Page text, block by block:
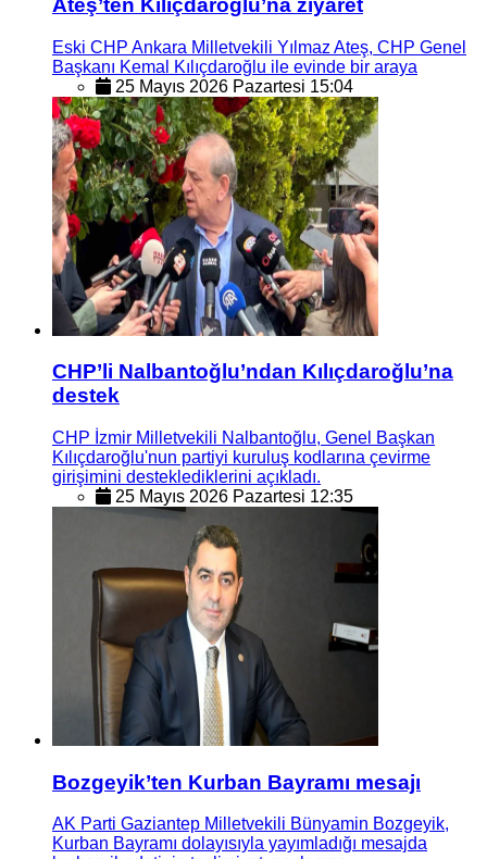
Ateş’ten Kılıçdaroğlu’na ziyaret
Eski CHP Ankara Milletvekili Yılmaz Ateş, CHP Genel
Başkanı Kemal Kılıçdaroğlu ile evinde bir araya
25 Mayıs 2026 Pazartesi 15:04
CHP’li Nalbantoğlu’ndan Kılıçdaroğlu’na
destek
CHP İzmir Milletvekili Nalbantoğlu, Genel Başkan
Kılıçdaroğlu'nun partiyi kuruluş kodlarına çevirme
girişimini desteklediklerini açıkladı.
25 Mayıs 2026 Pazartesi 12:35
Bozgeyik’ten Kurban Bayramı mesajı
AK Parti Gaziantep Milletvekili Bünyamin Bozgeyik,
Kurban Bayramı dolayısıyla yayımladığı mesajda